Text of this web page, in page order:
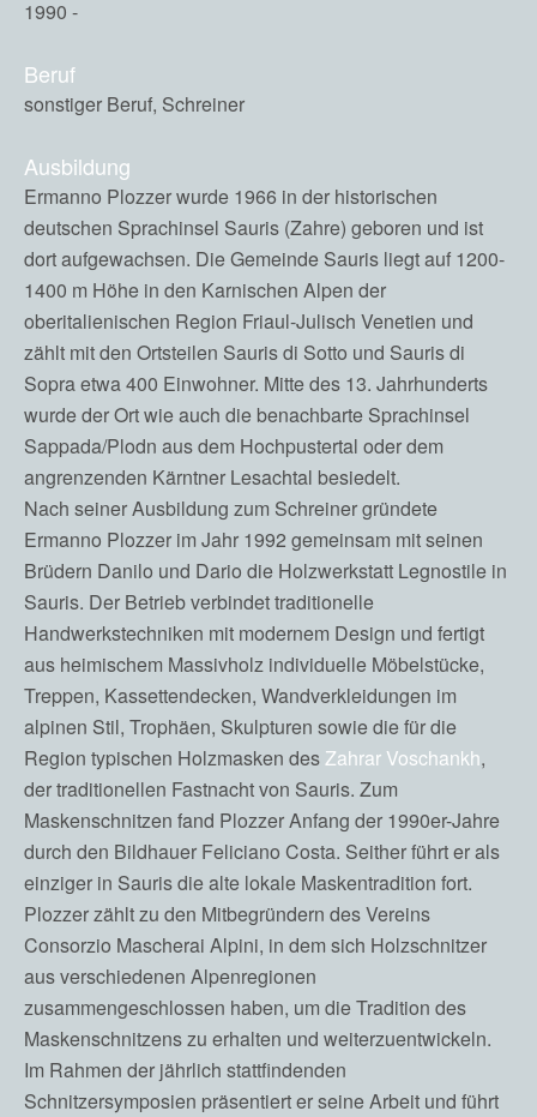
1990 -
Beruf
sonstiger Beruf, Schreiner
Ausbildung
Ermanno Plozzer wurde 1966 in der historischen
deutschen Sprachinsel Sauris (Zahre) geboren und ist
dort aufgewachsen. Die Gemeinde Sauris liegt auf 1200-
1400 m Höhe in den Karnischen Alpen der
oberitalienischen Region Friaul-Julisch Venetien und
zählt mit den Ortsteilen Sauris di Sotto und Sauris di
Sopra etwa 400 Einwohner. Mitte des 13. Jahrhunderts
wurde der Ort wie auch die benachbarte Sprachinsel
Sappada/Plodn aus dem Hochpustertal oder dem
angrenzenden Kärntner Lesachtal besiedelt.
Nach seiner Ausbildung zum Schreiner gründete
Ermanno Plozzer im Jahr 1992 gemeinsam mit seinen
Brüdern Danilo und Dario die Holzwerkstatt Legnostile in
Sauris. Der Betrieb verbindet traditionelle
Handwerkstechniken mit modernem Design und fertigt
aus heimischem Massivholz individuelle Möbelstücke,
Treppen, Kassettendecken, Wandverkleidungen im
alpinen Stil, Trophäen, Skulpturen sowie die für die
Region typischen Holzmasken desZahrar Voschankh,
der traditionellen Fastnacht von Sauris. Zum
Maskenschnitzen fand Plozzer Anfang der 1990er-Jahre
durch den Bildhauer Feliciano Costa. Seither führt er als
einziger in Sauris die alte lokale Maskentradition fort.
Plozzer zählt zu den Mitbegründern des Vereins
Consorzio Mascherai Alpini, in dem sich Holzschnitzer
aus verschiedenen Alpenregionen
zusammengeschlossen haben, um die Tradition des
Maskenschnitzens zu erhalten und weiterzuentwickeln.
Im Rahmen der jährlich stattfindenden
Schnitzersymposien präsentiert er seine Arbeit und führt